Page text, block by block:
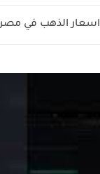
اسعار الذهب في